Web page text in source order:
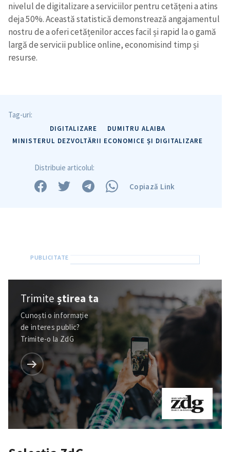
nivelul de digitalizare a serviciilor pentru cetățeni a atins
deja 50%. Această statistică demonstrează angajamentul
nostru de a oferi cetățenilor acces facil și rapid la o gamă
largă de servicii publice online, economisind timp și
resurse.
Tag-uri:
DIGITALIZARE
DUMITRU ALAIBA
MINISTERUL DEZVOLTĂRII ECONOMICE ȘI DIGITALIZARE
Distribuie articolul:
Copiază Link
Trimiteștirea ta
Cunoști o informație
de interes public?
Trimite-o la ZdG